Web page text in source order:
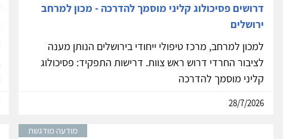
דרושים פסיכולוג קליני מוסמך להדרכה - מכון למרחב
ירושלים
למכון למרחב, מרכז טיפולי ייחודי בירושלים הנותן מענה
לציבור החרדי דרוש ראש צוות. דרישות התפקיד: פסיכולוג
קליני מוסמך להדרכה
28/7/2026
מודעה מודגשת